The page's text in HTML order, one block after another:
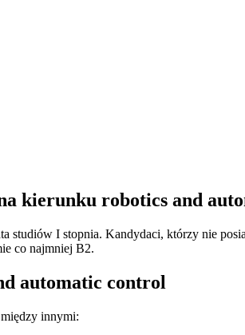
kierunku robotics and
studiów I stopnia. Kandydaci, którzy nie
co najmniej B2.
automatic control
innymi: